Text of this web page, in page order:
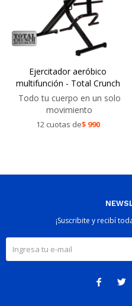
Ejercitador aeróbico
multifunción - Total Crunch
Todo tu cuerpo en un solo
movimiento
12 cuotas de$ 990
¡Suscribite y recibí
 